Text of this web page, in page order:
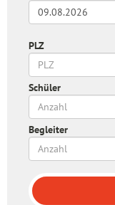
PLZ
Schüler
Begleiter